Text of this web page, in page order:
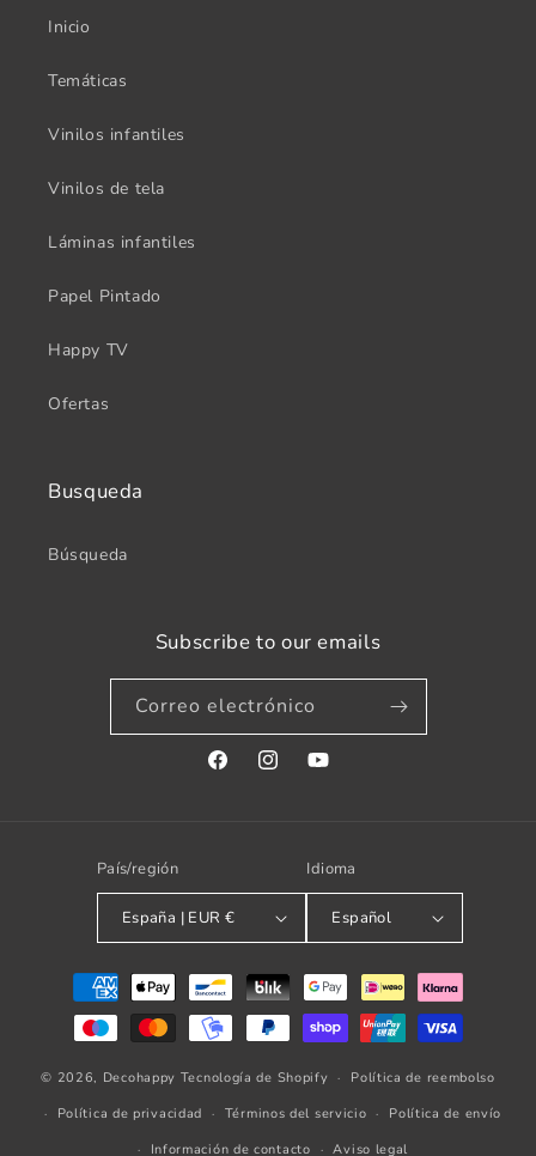
Inicio
Temáticas
Vinilos infantiles
Vinilos de tela
Láminas infantiles
Papel Pintado
Happy TV
Ofertas
Busqueda
Búsqueda
Subscribe to our emails
Correo electrónico
FacebookInstagramYouTube
País/región
España | EUR €
Idioma
Español
Formas
pago
© 2026, Decohappy Tecnología de Shopify
Política de reembolso
Política de privacidad
Términos del servicio
Política de envío
Información de contacto
Aviso legal